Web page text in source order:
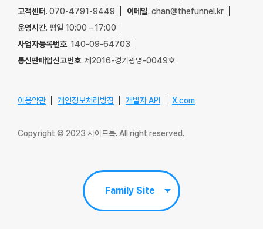
고객센터. 070-4791-9449 이메일. chan@thefunnel.kr
운영시간. 평일 10:00 – 17:00
사업자등록번호. 140-09-64703
통신판매업신고번호. 제2016-경기광명-0049호
이용약관 개인정보처리방침 개발자 API X.com
Copyright © 2023 사이드톡. All right reserved.
Family Site